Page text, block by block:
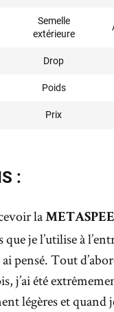
Semelle
extérieure
Drop
Poids
Prix
:
la
je l’utilise à
pensé. Tout
j’ai été
légères et quand